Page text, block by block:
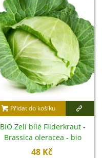
Přidat do košíku
BIO Zelí bílé Filderkraut -
Brassica oleracea - bio
semena - 50 ks
48 Kč